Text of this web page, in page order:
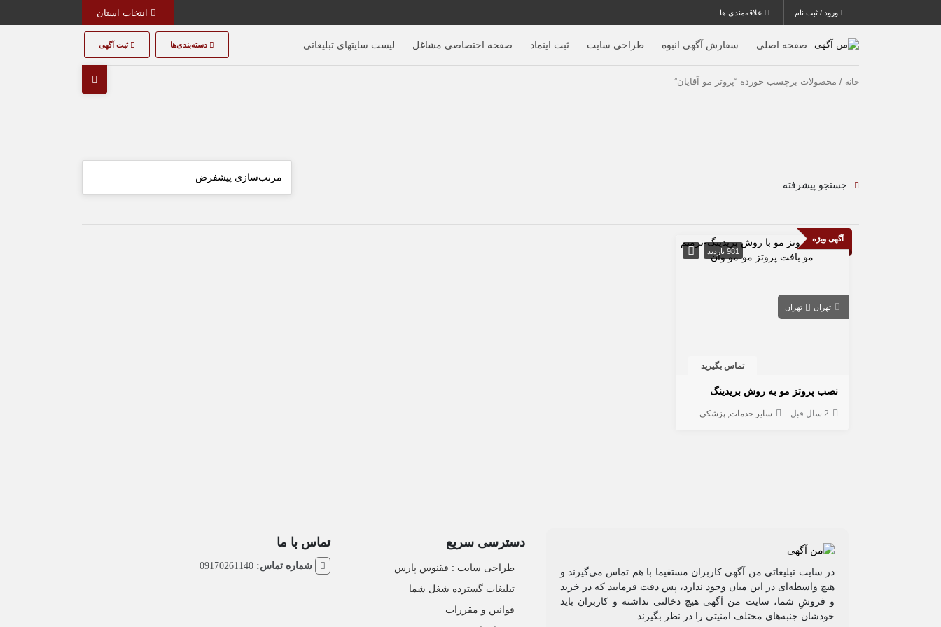
ورود / ثبت نام علاقه‌مندی ها
صفحه اصلی سفارش آگهی انبوه طراحی سایت ثبت اینماد صفحه اختصاصی مشاغل لیست سایتهای تبلیغاتی دسته‌بندی‌ها ثبت آگهی
خانه / محصولات برچسب خورده “پروتز مو آقایان”
جستجو پیشرفته
آگهی ویژه
981 بازدید
تهران تهران
تماس بگیرید
نصب پروتز مو به روش بریدینگ
2 سال قبل سایر خدمات پزشکی و زیبایی
در سایت تبلیغاتی من آگهی کاربران مستقیما با هم تماس می‌گیرند و
هیچ واسطه‌ای در این میان وجود ندارد، پس دقت فرمایید که در خرید
و فروشِ شما، سایت من آگهی هیچ دخالتی نداشته و کاربران باید
خودشان جنبه‌های مختلف امنیتی را در نظر بگیرند.
دسترسی سریع
طراحی سایت :‌ ققنوس پارس
تبلیغات گسترده شغل شما
قوانین و مقررات
تماس با ما
شماره تماس: 09170261140